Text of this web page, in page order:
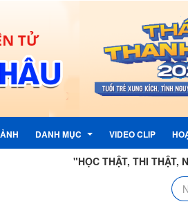
DANH MỤC VIDEO CLIP
"HỌC THẬT, THI THẬT, NHÂN